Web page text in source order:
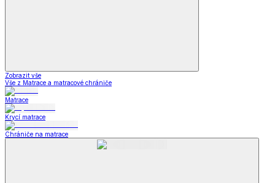
Zobrazit vše
Vše z Matrace a matracové chrániče
Matrace
Krycí matrace
Chrániče na matrace